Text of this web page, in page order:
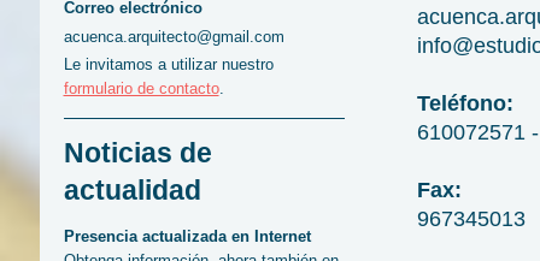
Teléfono:
610072571
Fax:
967345013
Correo electrónico
acuenca.arquitecto@gmail.com
Le invitamos a utilizar nuestro
formulario de contacto.
Noticias de
actualidad
Presencia actualizada en Internet